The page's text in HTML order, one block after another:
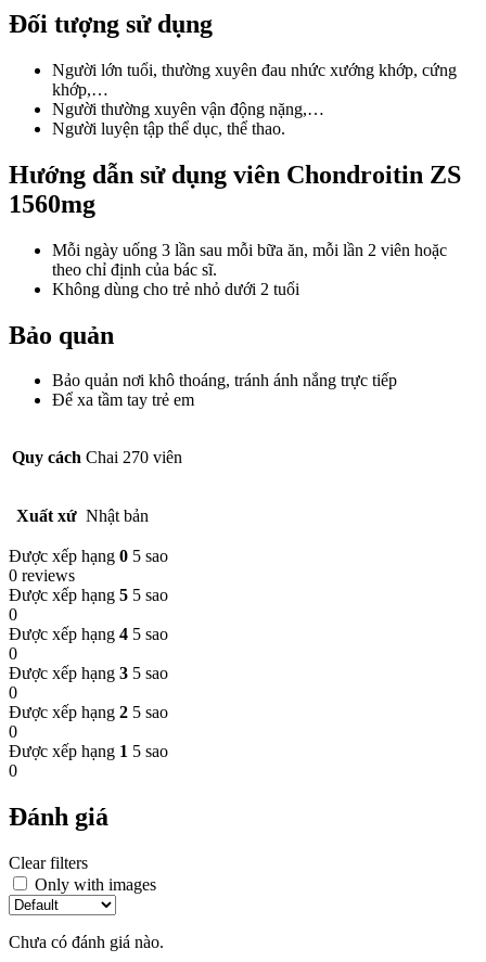
Đối tượng sử dụng
Người lớn tuổi, thường xuyên đau nhức xướng khớp, cứng
khớp,…
Người thường xuyên vận động nặng,…
Người luyện tập thể dục, thể thao.
Hướng dẫn sử dụng viên Chondroitin ZS
1560mg
Mỗi ngày uống 3 lần sau mỗi bữa ăn, mỗi lần 2 viên hoặc
theo chỉ định của bác sĩ.
Không dùng cho trẻ nhỏ dưới 2 tuổi
Bảo quản
Bảo quản nơi khô thoáng, tránh ánh nắng trực tiếp
Để xa tầm tay trẻ em
Quy cách Chai 270 viên
Xuất xứ Nhật bản
Được xếp hạng 0 5 sao
0 reviews
Được xếp hạng 5 5 sao
0
Được xếp hạng 4 5 sao
0
Được xếp hạng 3 5 sao
0
Được xếp hạng 2 5 sao
0
Được xếp hạng 1 5 sao
0
Đánh giá
Clear filters
Only with images
Chưa có đánh giá nào.